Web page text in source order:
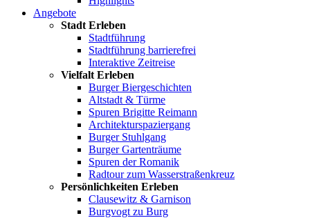
Angebote
Stadt Erleben
Stadtführung
Stadtführung barrierefrei
Interaktive Zeitreise
Vielfalt Erleben
Burger Biergeschichten
Altstadt & Türme
Spuren Brigitte Reimann
Architekturspaziergang
Burger Stuhlgang
Burger Gartenträume
Spuren der Romanik
Radtour zum Wasserstraßenkreuz
Persönlichkeiten Erleben
Clausewitz & Garnison
Burgvogt zu Burg